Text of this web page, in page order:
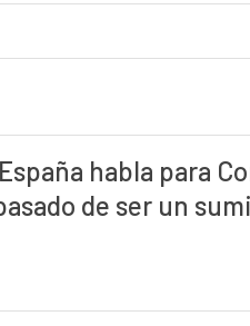
habla para
de ser un